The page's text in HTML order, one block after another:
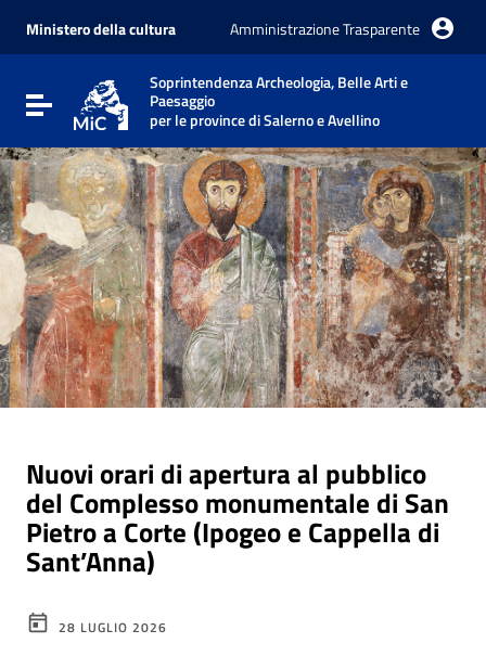
Vai al menu di navigazione
Vai al footer
Ministero della cultura Amministrazione Trasparente
Attiva / disattiva la navigazione
Soprintendenza Archeologia, Belle Arti e
Paesaggio
per le province di Salerno e Avellino
Nuovi orari di apertura al pubblico
del Complesso monumentale di San
Pietro a Corte (Ipogeo e Cappella di
Sant’Anna)
28 LUGLIO 2026